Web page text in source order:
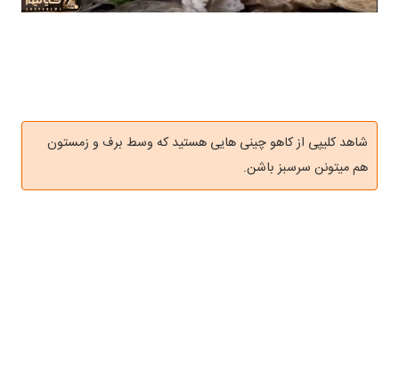
شاهد کلیپی از کاهو چینی هایی هستید که وسط برف و زمستون
هم میتونن سرسبز باشن.